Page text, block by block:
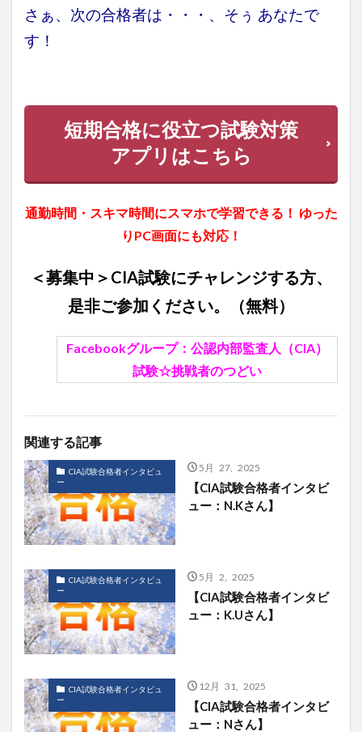
さぁ、次の合格者は・・・、そぅ あなたで
す！
短期合格に役立つ試験対策
アプリはこちら
通勤時間・スキマ時間にスマホで学習できる！ ゆった
りPC画面にも対応！
＜募集中＞CIA試験にチャレンジする方、
是非ご参加ください。（無料）
Facebookグループ： 公認内部監査人（CIA）
試験☆挑戦者のつどい
関連する記事
CIA試験合格者インタビュ
ー
5月 27, 2025
【CIA試験合格者インタビ
ュー：N.Kさん】
CIA試験合格者インタビュ
ー
5月 2, 2025
【CIA試験合格者インタビ
ュー：K.Uさん】
CIA試験合格者インタビュ
ー
12月 31, 2025
【CIA試験合格者インタビ
ュー：Nさん】